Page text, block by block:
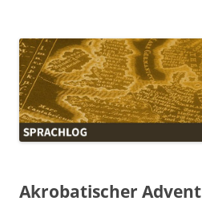
Akrobatischer Advent